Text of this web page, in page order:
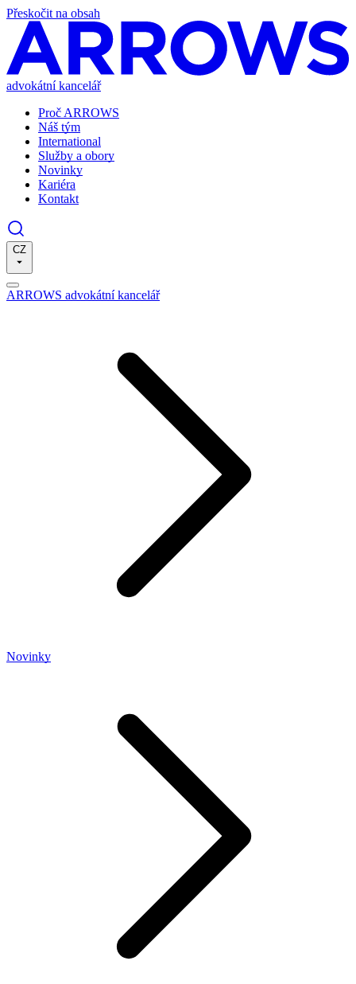
Přeskočit na obsah
advokátní kancelář
Proč ARROWS
Náš tým
International
Služby a obory
Novinky
Kariéra
Kontakt
CZ
ARROWS advokátní kancelář
Novinky